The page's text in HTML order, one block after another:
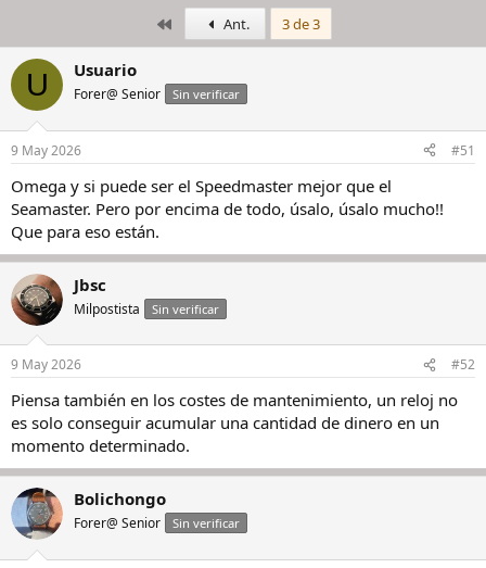
c
i
o
r
d
e
h
i
l
o
h
a
e
i
c
o
PrimeroAnt. 3 de 3
U Usuario
Forer@ Senior Sin verificar
9 May 2026 #51
Omega y si puede ser el Speedmaster mejor que el
Seamaster. Pero por encima de todo, úsalo, úsalo mucho!!
Que para eso están.
Jbsc
Milpostista Sin verificar
9 May 2026 #52
Piensa también en los costes de mantenimiento, un reloj no
es solo conseguir acumular una cantidad de dinero en un
momento determinado.
Bolichongo
Forer@ Senior Sin verificar